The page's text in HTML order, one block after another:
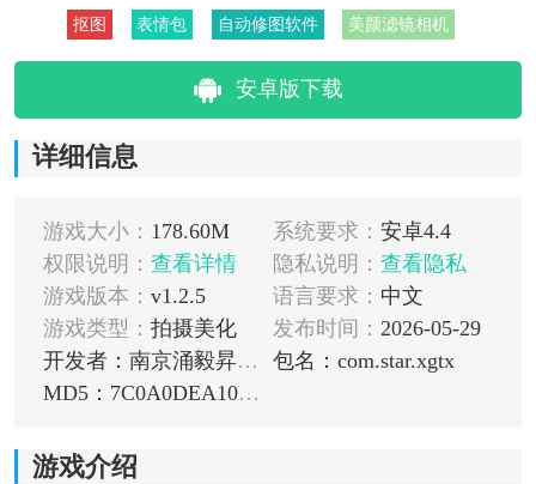
抠图 表情包 自动修图软件 美颜滤镜相机
安卓版下载
详细信息
游戏大小： 178.60M 系统要求： 安卓4.4
权限说明： 查看详情 隐私说明： 查看隐私
游戏版本： v1.2.5 语言要求： 中文
游戏类型： 拍摄美化 发布时间： 2026-05-29
开发者：南京涌毅昇科技有限公司
包名：com.star.xgtx
MD5：7C0A0DEA10D75F29743F55047E34556B
游戏介绍